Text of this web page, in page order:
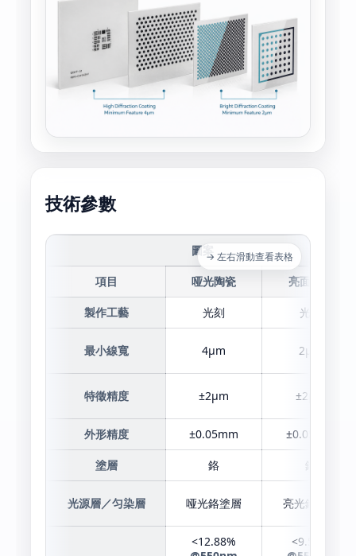
技術參數
→ 左右滑動查看表格
圖案
項目 哑光陶瓷 亮面陶瓷
製作工藝 光刻 光刻
最小線寬 4μm 2μm
特徵精度 ±2μm ±2μm
外形精度 ±0.05mm ±0.05mm
塗層 鉻 鉻
光源層／匀染層 哑光鉻塗層 亮光鉻塗層
<12.88%
<9.56%